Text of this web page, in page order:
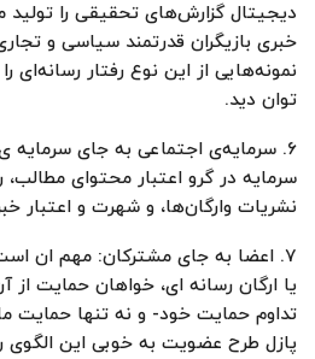
دیجیتال گزارش‌های تحقیقی را
خبری بازیگران قدرتمند سیاسی و
نمونه‌هایی از این نوع رفتار رسانه‌ای
توان دید.
۶. سرمایه‌ی اجتماعی به جای
سرمایه در گرو اعتبار محتوای
نشریات وارگان‌ها، و شهرت و اعتبار
۷. اعضا به جای مشترکان: مهم ان
یا ارگان رسانه ای، خواهان حمایت از
تداوم حمایت خود- و نه تنها حمایت
پازل طرح عضویت به خوبی این الگوی